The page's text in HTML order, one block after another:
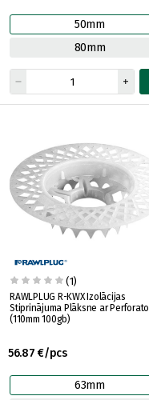
50mm
80mm
(1)
RAWLPLUG R-KWX Izolācijas
Stiprinājuma Plāksne ar
(110mm 100gb)
56.87 €/pcs
63mm